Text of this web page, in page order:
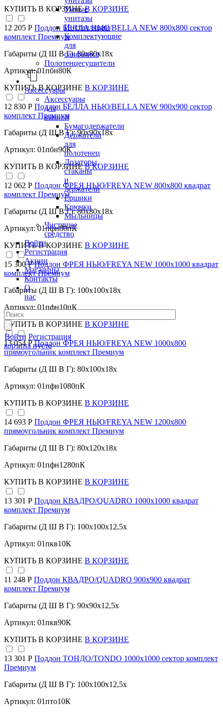
Умные
унитазы
Инсталляции
Комплектующие
для
санфаянса
Полотенцесушители
Аксессуары
Аксессуары
для
ванной
Бумагодержатели
Держатели
для
полотенец
Дозаторы,
стаканы
и
держатели
Ершики
Крючки
Мыльницы
Чистящее
средство
Войти
Регистрация
Акции
Магазины
Контакты
О
нас
Войти Регистрация
корзина пуста
КУПИТЬ В КОРЗИНЕ В КОРЗИНЕ
12 205 Р Поддон БЕЛЛА НЬЮ/BELLA NEW 800х800 сектор
комплект Премиум
Габариты (Д Ш В Г): 80x80x18x
Артикул: 01пбн80К
КУПИТЬ В КОРЗИНЕ В КОРЗИНЕ
12 830 Р Поддон БЕЛЛА НЬЮ/BELLA NEW 900х900 сектор
комплект Премиум
Габариты (Д Ш В Г): 90x90x18x
Артикул: 01пбн90К
КУПИТЬ В КОРЗИНЕ В КОРЗИНЕ
12 062 Р Поддон ФРЕЯ НЬЮ/FREYA NEW 800х800 квадрат
комплект Премиум
Габариты (Д Ш В Г): 80x80x18x
Артикул: 01пфн80пК
КУПИТЬ В КОРЗИНЕ В КОРЗИНЕ
15 300 РПоддон ФРЕЯ НЬЮ/FREYA NEW 1000х1000 квадрат
комплект Премиум
Габариты (Д Ш В Г): 100x100x18x
Артикул: 01пфн10пК
КУПИТЬ В КОРЗИНЕ В КОРЗИНЕ
13 054 РПоддон ФРЕЯ НЬЮ/FREYA NEW 1000х800
прямоугольник комплект Премиум
Габариты (Д Ш В Г): 80x100x18x
Артикул: 01пфн1080пК
КУПИТЬ В КОРЗИНЕ В КОРЗИНЕ
14 693 Р Поддон ФРЕЯ НЬЮ/FREYA NEW 1200х800
прямоугольник комплект Премиум
Габариты (Д Ш В Г): 80x120x18x
Артикул: 01пфн1280пК
КУПИТЬ В КОРЗИНЕ В КОРЗИНЕ
13 301 Р Поддон КВАДРО/QUADRO 1000х1000 квадрат
комплект Премиум
Габариты (Д Ш В Г): 100x100x12,5x
Артикул: 01пкв10К
КУПИТЬ В КОРЗИНЕ В КОРЗИНЕ
11 248 Р Поддон КВАДРО/QUADRO 900х900 квадрат
комплект Премиум
Габариты (Д Ш В Г): 90x90x12,5x
Артикул: 01пкв90К
КУПИТЬ В КОРЗИНЕ В КОРЗИНЕ
13 301 Р Поддон ТОНДО/TONDO 1000х1000 сектор комплект
Премиум
Габариты (Д Ш В Г): 100x100x12,5x
Артикул: 01пто10К